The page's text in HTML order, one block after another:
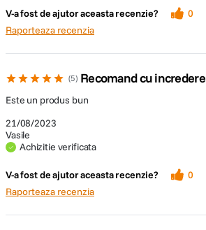
V-a fost de ajutor aceasta recenzie? 0
Raporteaza recenzia
5 Recomand cu incredere
21/08/2023
Vasile
Achizitie verificata
Este un produs bun
V-a fost de ajutor aceasta recenzie? 0
Raporteaza recenzia